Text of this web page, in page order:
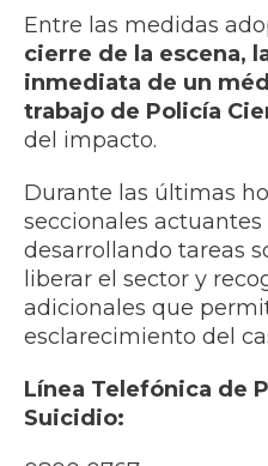
Entre las medidas
cierre de la escena,
inmediata de un
trabajo de Policía
del impacto.
Durante las últimas
seccionales
desarrollando tareas
liberar el sector y
adicionales que
esclarecimiento del
Línea Telefónica de
Suicidio: